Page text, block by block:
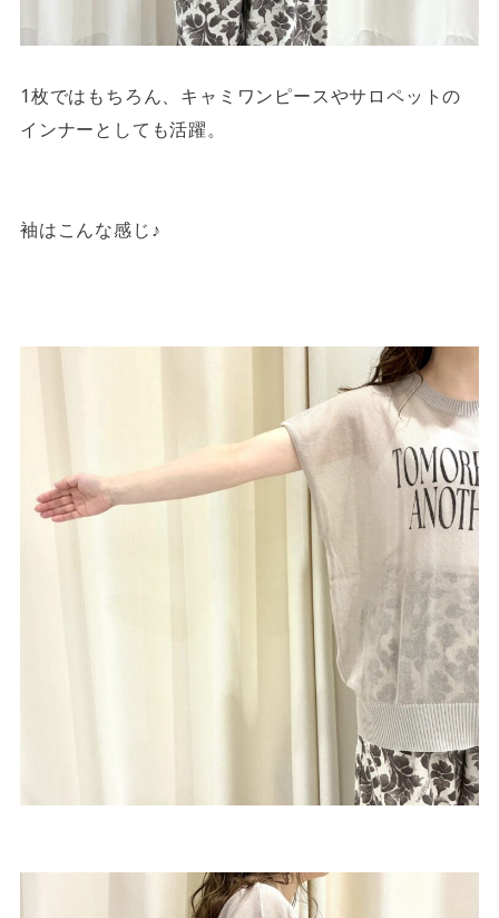
1枚ではもちろん、キャミワンピースやサロペットの
インナーとしても活躍。
袖はこんな感じ♪